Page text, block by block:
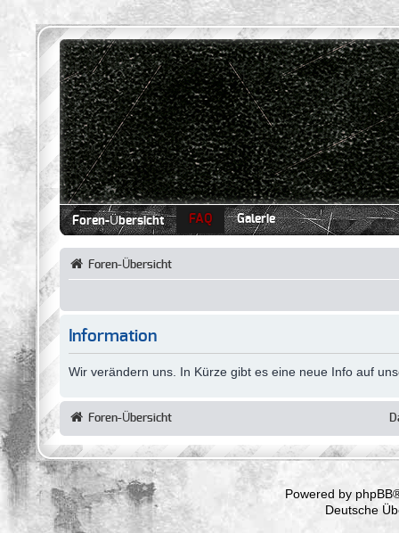
Foren-Übersicht FAQ Galerie
Foren-Übersicht
Information
Wir verändern uns. In Kürze gibt es eine neue Info auf
Foren-Übersicht
Powered by phpBB
Deutsche